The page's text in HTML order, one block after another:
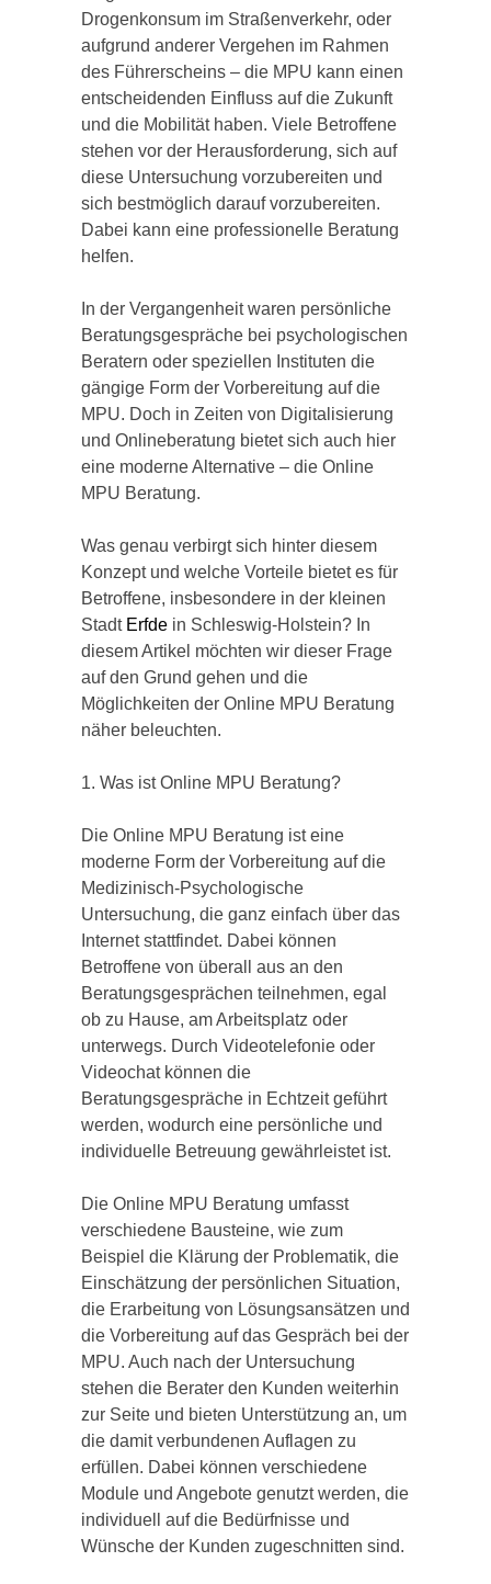
Drogenkonsum im Straßenverkehr, oder
aufgrund anderer Vergehen im Rahmen
des Führerscheins – die MPU kann einen
entscheidenden Einfluss auf die Zukunft
und die Mobilität haben. Viele Betroffene
stehen vor der Herausforderung, sich auf
diese Untersuchung vorzubereiten und
sich bestmöglich darauf vorzubereiten.
Dabei kann eine professionelle Beratung
helfen.
In der Vergangenheit waren persönliche
Beratungsgespräche bei psychologischen
Beratern oder speziellen Instituten die
gängige Form der Vorbereitung auf die
MPU. Doch in Zeiten von Digitalisierung
und Onlineberatung bietet sich auch hier
eine moderne Alternative – die Online
MPU Beratung.
Was genau verbirgt sich hinter diesem
Konzept und welche Vorteile bietet es für
Betroffene, insbesondere in der kleinen
Stadt Erfde in Schleswig-Holstein? In
diesem Artikel möchten wir dieser Frage
auf den Grund gehen und die
Möglichkeiten der Online MPU Beratung
näher beleuchten.
1. Was ist Online MPU Beratung?
Die Online MPU Beratung ist eine
moderne Form der Vorbereitung auf die
Medizinisch-Psychologische
Untersuchung, die ganz einfach über das
Internet stattfindet. Dabei können
Betroffene von überall aus an den
Beratungsgesprächen teilnehmen, egal
ob zu Hause, am Arbeitsplatz oder
unterwegs. Durch Videotelefonie oder
Videochat können die
Beratungsgespräche in Echtzeit geführt
werden, wodurch eine persönliche und
individuelle Betreuung gewährleistet ist.
Die Online MPU Beratung umfasst
verschiedene Bausteine, wie zum
Beispiel die Klärung der Problematik, die
Einschätzung der persönlichen Situation,
die Erarbeitung von Lösungsansätzen und
die Vorbereitung auf das Gespräch bei der
MPU. Auch nach der Untersuchung
stehen die Berater den Kunden weiterhin
zur Seite und bieten Unterstützung an, um
die damit verbundenen Auflagen zu
erfüllen. Dabei können verschiedene
Module und Angebote genutzt werden, die
individuell auf die Bedürfnisse und
Wünsche der Kunden zugeschnitten sind.